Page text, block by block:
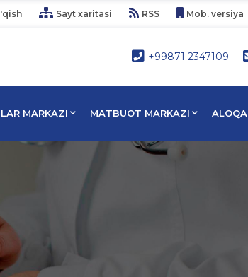
Sayt xaritasi RSS Mob. versiya
+99871 2347109
MARKAZI MATBUOT MARKAZI ALOQA